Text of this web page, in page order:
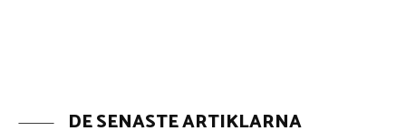
DE SENASTE ARTIKLARNA